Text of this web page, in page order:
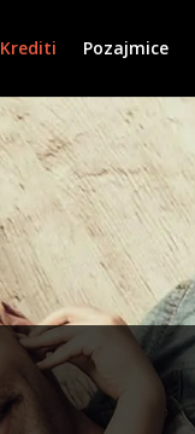
Krediti Pozajmice